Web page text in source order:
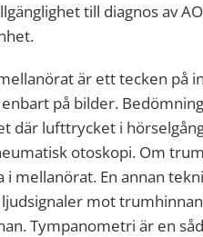
till diagnos av
är ett tecken på
på bilder.
där lufttrycket i
otoskopi. Om
i mellanörat. En annan
ljudsignaler mot
Tympanometri är en